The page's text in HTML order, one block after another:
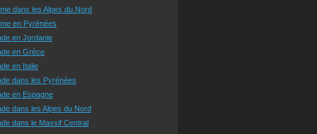
dans les Alpes du Nord
en Pyrénées
en Jordanie
en Grèce
en Italie
dans les Pyrénées
en Espagne
dans les Alpes du Nord
dans le Massif Central